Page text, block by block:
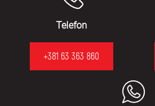
Telefon
+381 63 363 860